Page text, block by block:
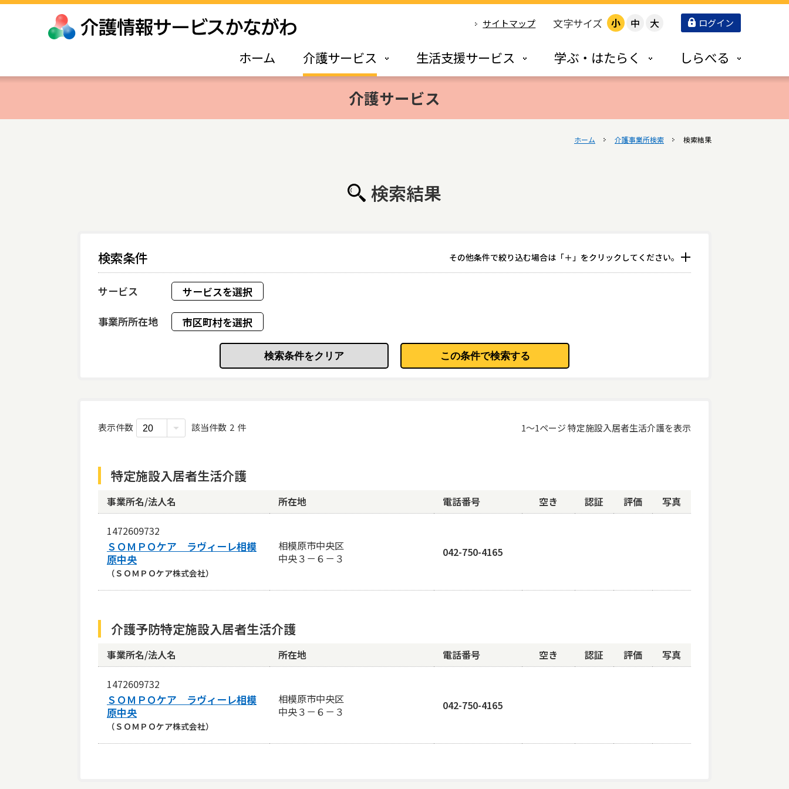
サイトマップ 文字サイズ 小 中 大 ログイン
ホーム 介護サービス 生活支援サービス 学ぶ・はたらく しらべる
介護サービス
ホーム 介護事業所検索 検索結果
検索結果
検索条件 その他条件で絞り込む場合は「＋」をクリックしてください。
サービス サービスを選択
事業所所在地
市区町村を選択
その他条件
共生型サービス あり・なし両方を表示 あり
なし
空きのある事業所を上位に表示する
評価を受けている事業所を上位に表示する
しない
表示件数 該当件数 2 件 1～1ページ 特定施設入居者生活介護を表示
特定施設入居者生活介護
事業所名/法人名 所在地 電話番号 空き 認証 評価 写真
1472609732
ＳＯＭＰＯケア ラヴィーレ相模
原中央
（ＳＯＭＰＯケア株式会社）
相模原市中央区
中央３－６－３
042-750-4165
介護予防特定施設入居者生活介護
事業所名/法人名 所在地 電話番号 空き 認証 評価 写真
1472609732
ＳＯＭＰＯケア ラヴィーレ相模
原中央
（ＳＯＭＰＯケア株式会社）
相模原市中央区
中央３－６－３
042-750-4165